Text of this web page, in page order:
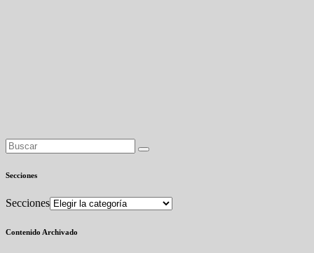
Secciones
Secciones
Contenido Archivado